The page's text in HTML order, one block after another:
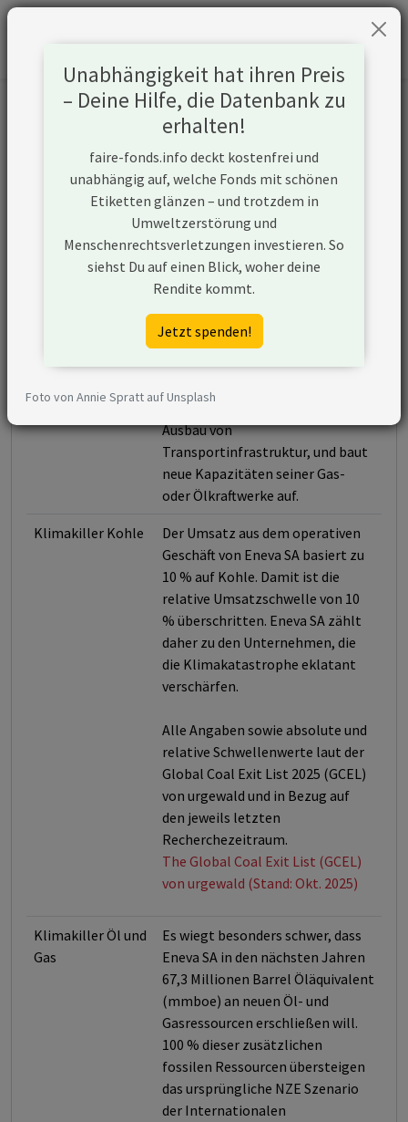
Informationen zum Unternehmen
Eneva SA
https://eneva.com.br/en/
Konflikte
Eneva SA ist ein Unternehmen aus
Brasilien, das (ggf. über
Tochtergesellschaften) Strom aus
Kohle gewinnt. Das Unternehmen
Gasvorkommen, plant den
Ausbau von
Transportinfrastruktur, und baut
neue Kapazitäten seiner Gas-
oder Ölkraftwerke auf.
Klimakiller Kohle
Der Umsatz aus dem operativen
Geschäft von Eneva SA basiert zu
10 % auf Kohle. Damit ist die
relative Umsatzschwelle von 10
% überschritten. Eneva SA zählt
daher zu den Unternehmen, die
die Klimakatastrophe eklatant
verschärfen.
Alle Angaben sowie absolute und
relative Schwellenwerte laut der
Global Coal Exit List 2025 (GCEL)
von urgewald und in Bezug auf
den jeweils letzten
Recherchezeitraum.
The Global Coal Exit List (GCEL)
von urgewald (Stand: Okt. 2025)
Klimakiller Öl und
Gas
Es wiegt besonders schwer, dass
Eneva SA in den nächsten Jahren
67,3 Millionen Barrel Öläquivalent
(mmboe) an neuen Öl- und
Gasressourcen erschließen will.
100 % dieser zusätzlichen
fossilen Ressourcen übersteigen
das ursprüngliche NZE Szenario
der Internationalen
Unabhängigkeit hat ihren Preis
– Deine Hilfe, die Datenbank zu
erhalten!
faire-fonds.info deckt kostenfrei und
unabhängig auf, welche Fonds mit schönen
Etiketten glänzen – und trotzdem in
Umweltzerstörung und
Menschenrechtsverletzungen investieren. So
siehst Du auf einen Blick, woher deine
Rendite kommt.
Jetzt spenden!
Foto von Annie Spratt auf Unsplash